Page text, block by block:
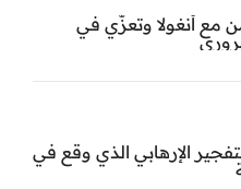
مع أنغولا وتعزّي في
الإرهابي الذي وقع في